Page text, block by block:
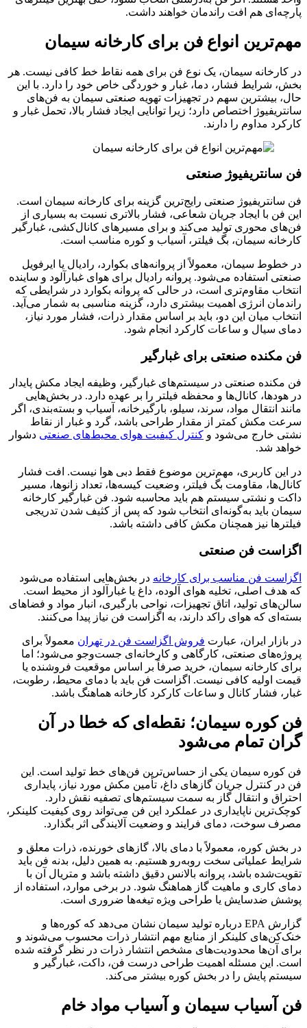
پارچه‌ای هم افت راندمان خواهند داشت.
مهم‌ترین انواع فن برای کارخانه سیمان
در کارخانه سیمان، یک نوع فن برای همه نقاط خط کافی نیست. هر
بخش، شرایط فشار، دما، غبار و خوردگی خاص خود را دارد. با این
حال، بیشترین سهم در تجهیزات تهویه صنعتی سیمان به فن‌های
سانتریفیوژ اختصاص دارد؛ زیرا توانایی ایجاد فشار بالا، تحمل غبار و
کارکرد مداوم را دارند.
فن سانتریفیوژ صنعتی
فن سانتریفیوژ صنعتی رایج‌ترین گزینه برای کارخانه سیمان است.
این فن با ایجاد جریان شعاعی، فشار بالاتری نسبت به بسیاری از
فن‌های محوری تولید می‌کند و برای مسیرهای کانال‌کشی، غبارگیر
کارخانه سیمان، بگ فیلتر، آسیاب و کوره مناسب است.
در خطوط سیمان، معمولاً از پروانه‌های بکوارد، رادیال یا ایرفویل
صنعتی استفاده می‌شود. پروانه رادیال برای هوای غبارآلود و ساینده
انتخاب مقاوم‌تری است، در حالی که پروانه بکوارد در شرایطی که
راندمان انرژی اهمیت بیشتری دارد، گزینه مناسبی به شمار می‌آید.
انتخاب میان این دو، باید بر اساس مقدار ذرات، فشار مورد نیاز،
دمای سیال و ساعات کارکرد انجام شود.
فن مکنده صنعتی برای غبارگیر
فن مکنده صنعتی در سیستم‌های غبارگیر، وظیفه ایجاد مکش پایدار
در هودها، کانال‌ها و محفظه فیلتر را بر عهده دارد. در بخش‌هایی
مانند انتقال مواد، سرند، سیلو، بارگیرخانه، آسیاب و بسته‌بندی، اگر
سرعت مکش کمتر از مقدار طراحی باشد، گرد و غبار از نقاط
نشتی خارج می‌شود و کنترل کیفیت هوای محیط‌های صنعتی دشوار
خواهد شد.
در این کاربری، مهم‌ترین موضوع فقط دبی هوا نیست. افت فشار
کانال‌ها، مقاومت بگ فیلتر، وضعیت کیسه‌ها، تعداد زانوها، مسیر
داکت و نشتی سیستم هم باید محاسبه شود. فن غبارگیر کارخانه
سیمان باید به‌گونه‌ای انتخاب شود که پس از کثیف شدن تدریجی
فیلترها نیز همچنان مکش کافی داشته باشد.
اگزاست فن صنعتی
اگزاست فن مناسب برای کارخانه در بخش‌هایی استفاده می‌شود
که هدف اصلی، تخلیه هوای آلوده، داغ یا غبارآلود از محیط است.
سالن‌های تولید، اتاق تجهیزات، نواحی بارگیری، انبار مواد و فضاهای
بسته‌ای که هوای راکد دارند، به اگزاست فن نیاز پیدا می‌کنند.
در بازار ایران، عبارت فروش اگزاست فن در تهران معمولاً برای
پروژه‌های صنعتی، کارگاهی و کارخانه‌ای جست‌وجو می‌شود؛ اما
برای کارخانه سیمان، خرید صرفاً بر اساس موقعیت فروشنده یا
قیمت اولیه کافی نیست. اگزاست فن باید با دمای محیط، رطوبت،
غبار، فشار کانال و ساعات کارکرد کارخانه هماهنگ باشد.
فن کوره سیمان؛ نقطه‌ای که خطا در آن
گران تمام می‌شود
فن کوره سیمان یکی از حساس‌ترین فن‌های خط تولید است. این
فن در کنترل جریان گازهای داغ، تأمین مکش مورد نیاز، پایداری
احتراق و انتقال گاز به سمت سیستم‌های تصفیه نقش دارد.
کوچک‌ترین ناپایداری در عملکرد این فن می‌تواند روی کیفیت کلینکر،
مصرف سوخت، دمای فرایند و وضعیت آلایندگی اثر بگذارد.
در بخش کوره، معمولاً با دمای بالا، گازهای خورنده، ذرات معلق و
شرایط عملیاتی سخت روبه‌رو هستیم. به همین دلیل، بدنه فن باید
تقویت‌شده باشد، پروانه بالانس دقیق داشته باشد و متریال آن با
دمای کاری و ماهیت گاز هماهنگ شود. در برخی موارد، استفاده از
پوشش ضدسایش یا طراحی ویژه تیغه‌ها ضروری است.
گزارش EPA درباره تولید سیمان نشان می‌دهد که کوره‌ها و
خنک‌کن‌های کلینکر از منابع مهم انتشار ذرات محسوب می‌شوند و
برای آن‌ها محدودیت‌های مشخص انتشار ذرات در نظر گرفته شده
است. این مسئله اهمیت طراحی درست فن، داکت، غبارگیر و
سیستم پایش را در بخش کوره بیشتر می‌کند.
فن آسیاب سیمان و آسیاب مواد خام